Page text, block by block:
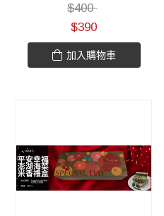
$400
$390
加入購物車